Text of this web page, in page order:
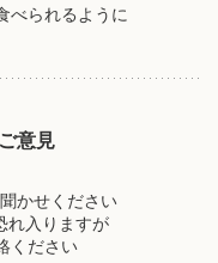
べられるように
意見
かせください
れ入りますが
ください